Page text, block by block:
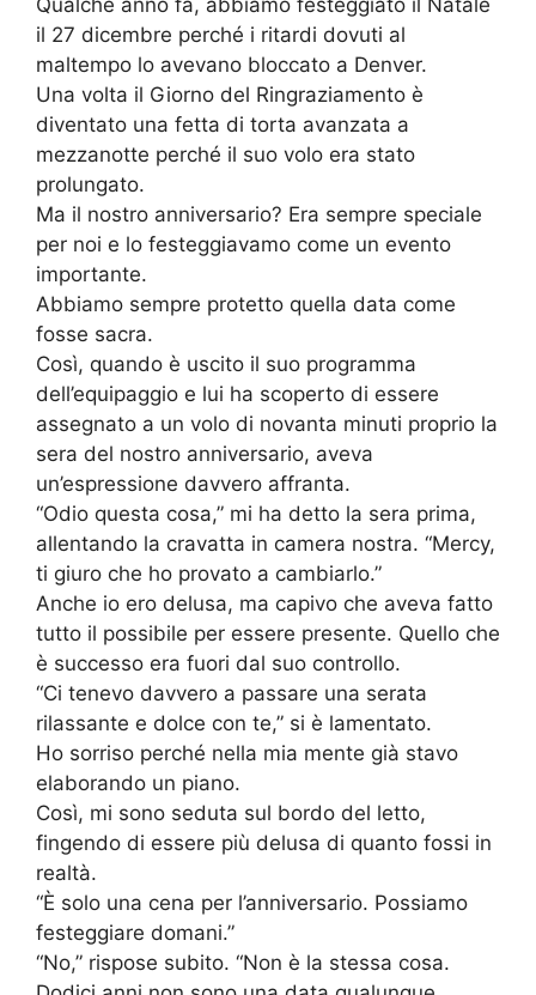
Qualche anno fa, abbiamo festeggiato il Natale
il 27 dicembre perché i ritardi dovuti al
maltempo lo avevano bloccato a Denver.
Una volta il Giorno del Ringraziamento è
diventato una fetta di torta avanzata a
mezzanotte perché il suo volo era stato
prolungato.
Ma il nostro anniversario? Era sempre speciale
per noi e lo festeggiavamo come un evento
importante.
Abbiamo sempre protetto quella data come
fosse sacra.
Così, quando è uscito il suo programma
dell’equipaggio e lui ha scoperto di essere
assegnato a un volo di novanta minuti proprio la
sera del nostro anniversario, aveva
un’espressione davvero affranta.
“Odio questa cosa,” mi ha detto la sera prima,
allentando la cravatta in camera nostra. “Mercy,
ti giuro che ho provato a cambiarlo.”
Anche io ero delusa, ma capivo che aveva fatto
tutto il possibile per essere presente. Quello che
è successo era fuori dal suo controllo.
“Ci tenevo davvero a passare una serata
rilassante e dolce con te,” si è lamentato.
Ho sorriso perché nella mia mente già stavo
elaborando un piano.
Così, mi sono seduta sul bordo del letto,
fingendo di essere più delusa di quanto fossi in
realtà.
“È solo una cena per l’anniversario. Possiamo
festeggiare domani.”
“No,” rispose subito. “Non è la stessa cosa.